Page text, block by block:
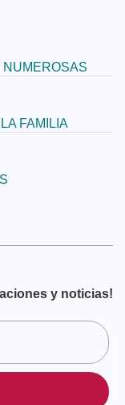
NUMEROSAS
FAMILIA
y noticias!